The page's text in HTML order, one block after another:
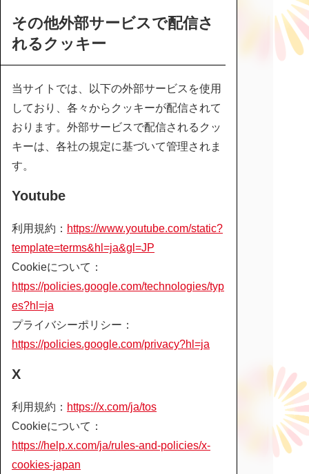
その他外部サービスで配信さ
れるクッキー
当サイトでは、以下の外部サービスを使用
しており、各々からクッキーが配信されて
おります。外部サービスで配信されるクッ
キーは、各社の規定に基づいて管理されま
す。
Youtube
利用規約： https://www.youtube.com/static?
template=terms&hl=ja&gl=JP
Cookieについて：
https://policies.google.com/technologies/typ
es?hl=ja
プライバシーポリシー：
https://policies.google.com/privacy?hl=ja
X
利用規約： https://x.com/ja/tos
Cookieについて：
https://help.x.com/ja/rules-and-policies/x-
cookies-japan